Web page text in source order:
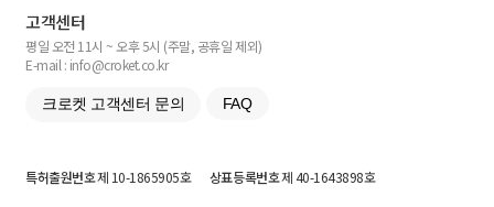
고객센터
평일 오전 11시 ~ 오후 5시 (주말, 공휴일 제외)
E-mail : info@croket.co.kr
크로켓 고객센터 문의 FAQ
특허출원번호제 10-1865905호 상표등록번호제 40-1643898호